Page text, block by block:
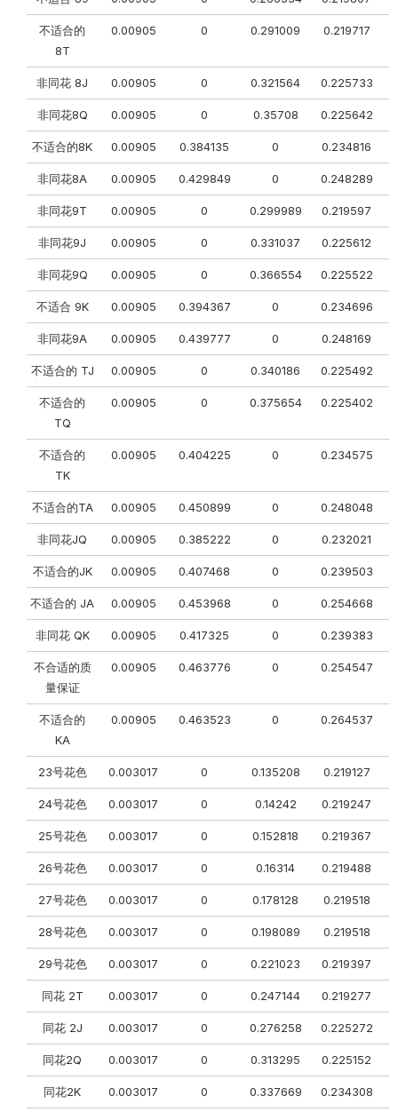
不适合的
8T
0.00905 0 0.291009 0.219717
非同花 8J 0.00905 0 0.321564 0.225733
非同花8Q 0.00905 0 0.35708 0.225642
不适合的8K 0.00905 0.384135 0 0.234816
非同花8A 0.00905 0.429849 0 0.248289
非同花9T 0.00905 0 0.299989 0.219597
非同花9J 0.00905 0 0.331037 0.225612
非同花9Q 0.00905 0 0.366554 0.225522
不适合 9K 0.00905 0.394367 0 0.234696
非同花9A 0.00905 0.439777 0 0.248169
不适合的 TJ 0.00905 0 0.340186 0.225492
不适合的
TQ
0.00905 0 0.375654 0.225402
不适合的
TK
0.00905 0.404225 0 0.234575
不适合的TA 0.00905 0.450899 0 0.248048
非同花JQ 0.00905 0.385222 0 0.232021
不适合的JK 0.00905 0.407468 0 0.239503
不适合的 JA 0.00905 0.453968 0 0.254668
非同花 QK 0.00905 0.417325 0 0.239383
不合适的质
量保证
0.00905 0.463776 0 0.254547
不适合的
KA
0.00905 0.463523 0 0.264537
23号花色 0.003017 0 0.135208 0.219127
24号花色 0.003017 0 0.14242 0.219247
25号花色 0.003017 0 0.152818 0.219367
26号花色 0.003017 0 0.16314 0.219488
27号花色 0.003017 0 0.178128 0.219518
28号花色 0.003017 0 0.198089 0.219518
29号花色 0.003017 0 0.221023 0.219397
同花 2T 0.003017 0 0.247144 0.219277
同花 2J 0.003017 0 0.276258 0.225272
同花2Q 0.003017 0 0.313295 0.225152
同花2K 0.003017 0 0.337669 0.234308